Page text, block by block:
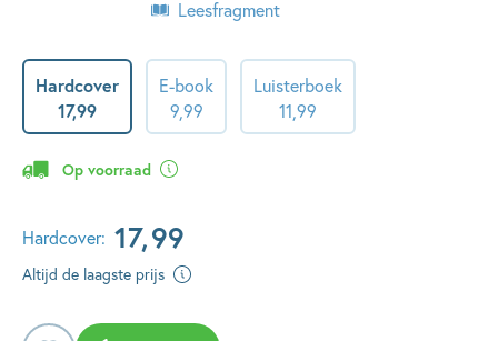
Leesfragment
Hardcover
17,99
E-book
9,99
Luisterboek
11 99
Op voorraad
Hardcover: 17,99
Altijd de laagste prijs